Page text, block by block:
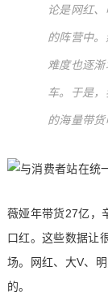
论是网红
的阵营中
难度也逐
车。于是
的海量带货
薇娅年带货27亿，
口红。这些数据让
场。网红、大V、
的。